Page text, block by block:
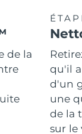
de la
qu'il
d'un
une
de la
sur le